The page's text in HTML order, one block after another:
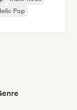
Pop